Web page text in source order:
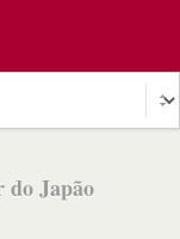
do Japão